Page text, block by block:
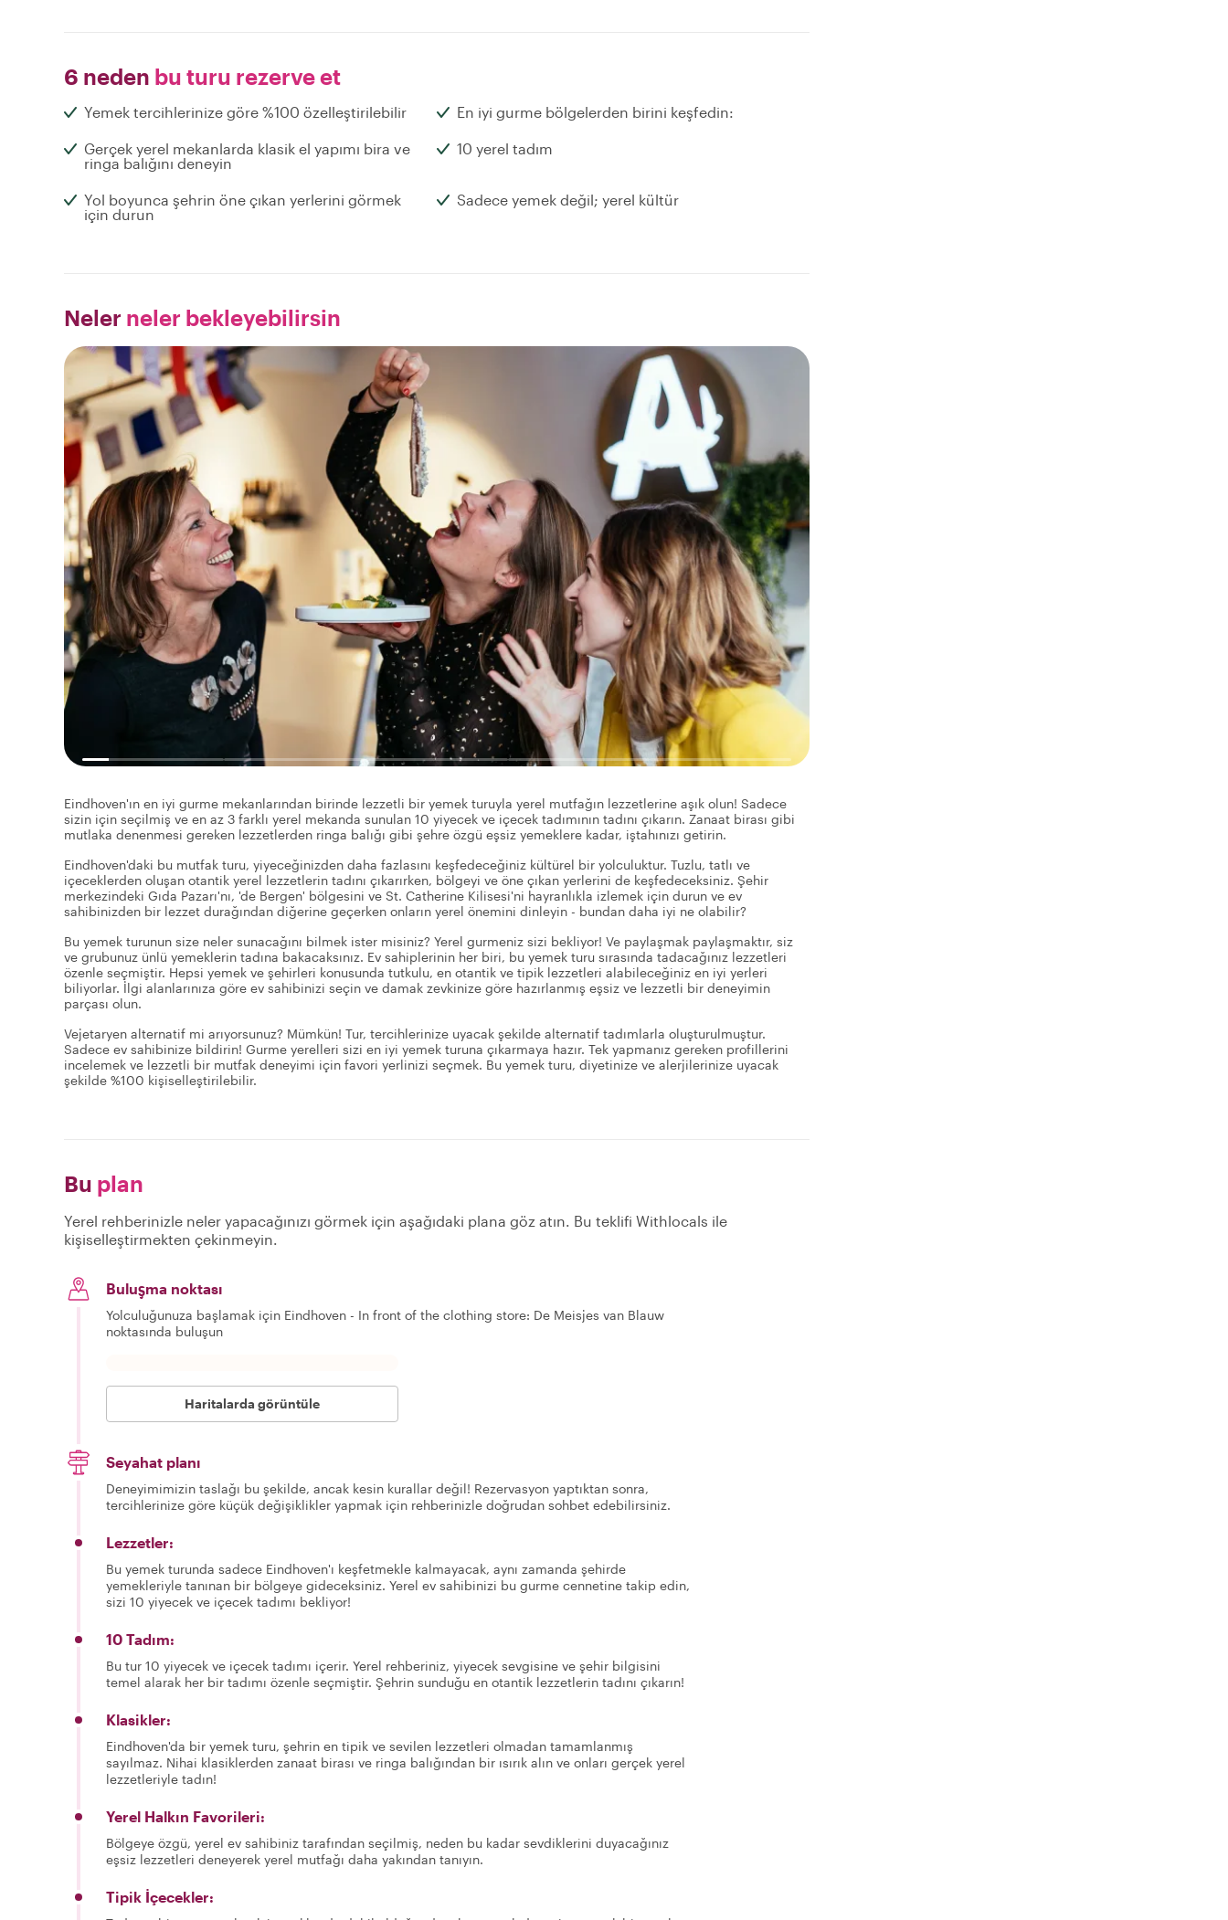
6 neden bu turu rezerve et
Yemek tercihlerinize göre %100 özelleştirilebilir En iyi gurme bölgelerden birini keşfedin:
Gerçek yerel mekanlarda klasik el yapımı bira ve
ringa balığını deneyin
10 yerel tadım
Yol boyunca şehrin öne çıkan yerlerini görmek
için durun
Sadece yemek değil; yerel kültür
Neler neler bekleyebilirsin
Eindhoven'ın en iyi gurme mekanlarından birinde lezzetli bir yemek turuyla yerel mutfağın lezzetlerine aşık olun! Sadece
sizin için seçilmiş ve en az 3 farklı yerel mekanda sunulan 10 yiyecek ve içecek tadımının tadını çıkarın. Zanaat birası gibi
mutlaka denenmesi gereken lezzetlerden ringa balığı gibi şehre özgü eşsiz yemeklere kadar, iştahınızı getirin.
Eindhoven'daki bu mutfak turu, yiyeceğinizden daha fazlasını keşfedeceğiniz kültürel bir yolculuktur. Tuzlu, tatlı ve
içeceklerden oluşan otantik yerel lezzetlerin tadını çıkarırken, bölgeyi ve öne çıkan yerlerini de keşfedeceksiniz. Şehir
merkezindeki Gıda Pazarı'nı, 'de Bergen' bölgesini ve St. Catherine Kilisesi'ni hayranlıkla izlemek için durun ve ev
sahibinizden bir lezzet durağından diğerine geçerken onların yerel önemini dinleyin - bundan daha iyi ne olabilir?
Bu yemek turunun size neler sunacağını bilmek ister misiniz? Yerel gurmeniz sizi bekliyor! Ve paylaşmak paylaşmaktır, siz
ve grubunuz ünlü yemeklerin tadına bakacaksınız. Ev sahiplerinin her biri, bu yemek turu sırasında tadacağınız lezzetleri
özenle seçmiştir. Hepsi yemek ve şehirleri konusunda tutkulu, en otantik ve tipik lezzetleri alabileceğiniz en iyi yerleri
biliyorlar. İlgi alanlarınıza göre ev sahibinizi seçin ve damak zevkinize göre hazırlanmış eşsiz ve lezzetli bir deneyimin
parçası olun.
Vejetaryen alternatif mi arıyorsunuz? Mümkün! Tur, tercihlerinize uyacak şekilde alternatif tadımlarla oluşturulmuştur.
Sadece ev sahibinize bildirin! Gurme yerelleri sizi en iyi yemek turuna çıkarmaya hazır. Tek yapmanız gereken profillerini
incelemek ve lezzetli bir mutfak deneyimi için favori yerlinizi seçmek. Bu yemek turu, diyetinize ve alerjilerinize uyacak
şekilde %100 kişiselleştirilebilir.
Bu plan
Yerel rehberinizle neler yapacağınızı görmek için aşağıdaki plana göz atın. Bu teklifi Withlocals ile
kişiselleştirmekten çekinmeyin.
Buluşma noktası
Yolculuğunuza başlamak için Eindhoven - In front of the clothing store: De Meisjes van Blauw
noktasında buluşun
Haritalarda görüntüle
Seyahat planı
Deneyimimizin taslağı bu şekilde, ancak kesin kurallar değil! Rezervasyon yaptıktan sonra,
tercihlerinize göre küçük değişiklikler yapmak için rehberinizle doğrudan sohbet edebilirsiniz.
Lezzetler:
Bu yemek turunda sadece Eindhoven'ı keşfetmekle kalmayacak, aynı zamanda şehirde
yemekleriyle tanınan bir bölgeye gideceksiniz. Yerel ev sahibinizi bu gurme cennetine takip edin,
sizi 10 yiyecek ve içecek tadımı bekliyor!
10 Tadım:
Bu tur 10 yiyecek ve içecek tadımı içerir. Yerel rehberiniz, yiyecek sevgisine ve şehir bilgisini
temel alarak her bir tadımı özenle seçmiştir. Şehrin sunduğu en otantik lezzetlerin tadını çıkarın!
Klasikler:
Eindhoven'da bir yemek turu, şehrin en tipik ve sevilen lezzetleri olmadan tamamlanmış
sayılmaz. Nihai klasiklerden zanaat birası ve ringa balığından bir ısırık alın ve onları gerçek yerel
lezzetleriyle tadın!
Yerel Halkın Favorileri:
Bölgeye özgü, yerel ev sahibiniz tarafından seçilmiş, neden bu kadar sevdiklerini duyacağınız
eşsiz lezzetleri deneyerek yerel mutfağı daha yakından tanıyın.
Tipik İçecekler: